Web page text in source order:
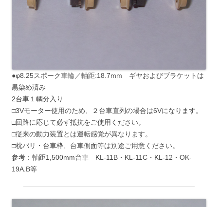
●φ8.25スポーク車輪／軸距:18.7mm ギヤおよびブラケットは
黒染め済み
2台車１輌分入り
□3Vモーター使用のため、２台車直列の場合は6Vになります。
□回路に応じて必ず抵抗をご使用ください。
□従来の動力装置とは運転感覚が異なります。
□枕バリ・台車枠、台車側面等は別途ご用意ください。
参考：軸距1,500mm台車 KL-11B・KL-11C・KL-12・OK-
19A.B等